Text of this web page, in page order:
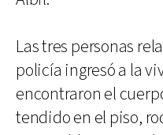
Las tres personas
policía ingresó a la
encontraron el
tendido en el piso,